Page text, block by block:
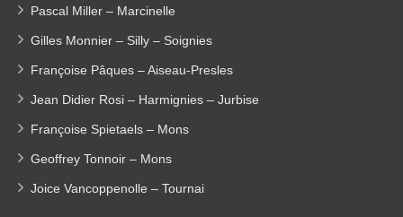
Pascal Miller – Marcinelle
Gilles Monnier – Silly – Soignies
Françoise Pâques – Aiseau-Presles
Jean Didier Rosi – Harmignies – Jurbise
Françoise Spietaels – Mons
Geoffrey Tonnoir – Mons
Joice Vancoppenolle – Tournai